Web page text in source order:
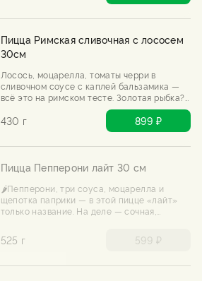
Пицца Пепперони лайт 30 см
🌶️Пепперони, три соуса, моцарелла и
щепотка паприки — в этой пицце «лайт»
только название. На деле — сочная,
525 г 599 ₽
Пицца Римская сливочная с лососем
30см
Лосось, моцарелла, томаты черри в
сливочном соусе с каплей бальзамика —
всё это на римском тесте. Золотая рыбка?
430 г 899 ₽